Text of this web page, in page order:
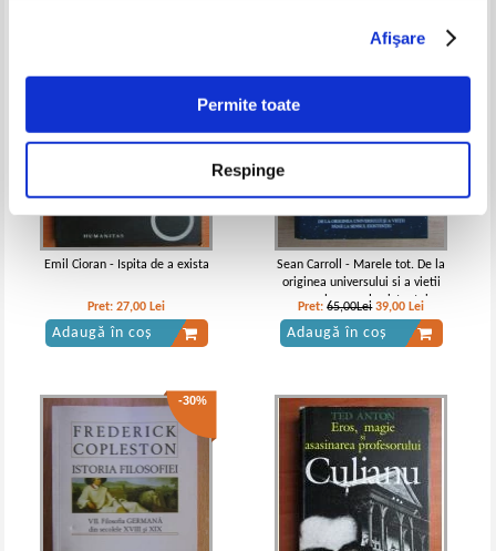
Afişare
Permite toate
Respinge
Emil Cioran - Ispita de a exista
Pret:27,00 Lei
Adaugă în coș
Sean Carroll - Marele tot. De la
originea universului si a vietii
pana la sensul existentei
Pret:65,00Lei 39,00 Lei
Adaugă în coș
-30%